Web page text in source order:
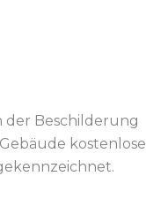
Beschilderung
kostenlose